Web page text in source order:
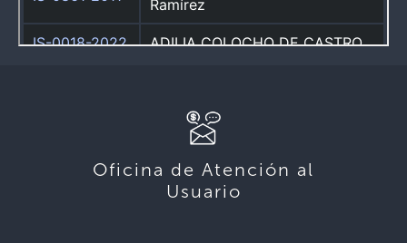
Oficina de Atención al
Usuario